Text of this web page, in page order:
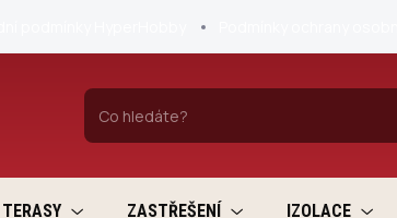
TERASY ZASTŘEŠENÍ IZOLACE